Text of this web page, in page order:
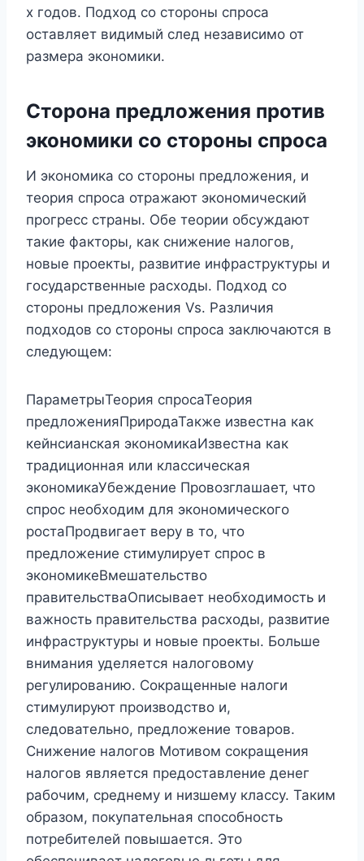
х годов. Подход со стороны спроса
оставляет видимый след независимо от
размера экономики.
Сторона предложения против
экономики со стороны спроса
И экономика со стороны предложения, и
теория спроса отражают экономический
прогресс страны. Обе теории обсуждают
такие факторы, как снижение налогов,
новые проекты, развитие инфраструктуры и
государственные расходы. Подход со
стороны предложения Vs. Различия
подходов со стороны спроса заключаются в
следующем:
ПараметрыТеория спросаТеория
предложенияПриродаТакже известна как
кейнсианская экономикаИзвестна как
традиционная или классическая
экономикаУбеждение Провозглашает, что
спрос необходим для экономического
ростаПродвигает веру в то, что
предложение стимулирует спрос в
экономикеВмешательство
правительстваОписывает необходимость и
важность правительства расходы, развитие
инфраструктуры и новые проекты. Больше
внимания уделяется налоговому
регулированию. Сокращенные налоги
стимулируют производство и,
следовательно, предложение товаров.
Снижение налогов Мотивом сокращения
налогов является предоставление денег
рабочим, среднему и низшему классу. Таким
образом, покупательная способность
потребителей повышается. Это